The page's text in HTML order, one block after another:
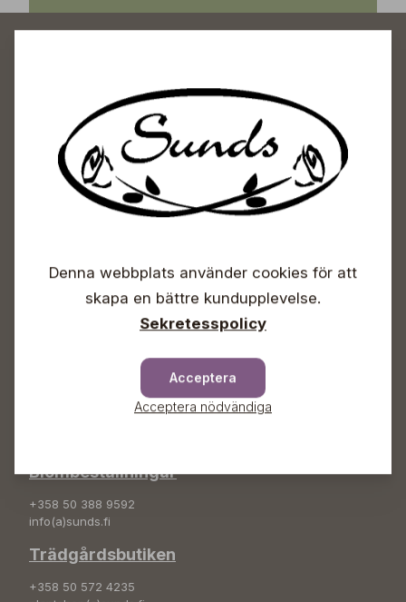
Sunds Trädgårdscenter
Öppet
Info & växel
Sunds Trädgård Ab
Blombeställningar
+358 50 388 9592
info(a)sunds.fi
Trädgårdsbutiken
+358 50 572 4235
Denna webbplats använder cookies för att
skapa en bättre kundupplevelse.
Sekretesspolicy
Acceptera
Acceptera nödvändiga